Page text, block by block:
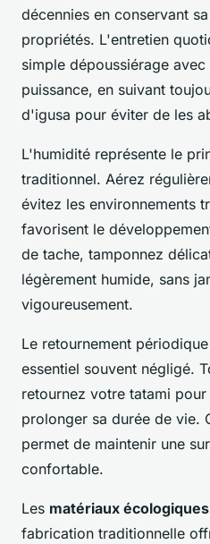
décennies en conservant sa
propriétés. L'entretien
simple dépoussiérage
puissance, en suivant
d'igusa pour éviter de les
L'humidité représente le
traditionnel. Aérez
évitez les environnements
favorisent le
de tache, tamponnez
légèrement humide, sans
vigoureusement.
Le retournement
essentiel souvent négligé.
retournez votre tatami
prolonger sa durée de vie.
permet de maintenir une
confortable.
Les matériaux écologiques
fabrication traditionnelle